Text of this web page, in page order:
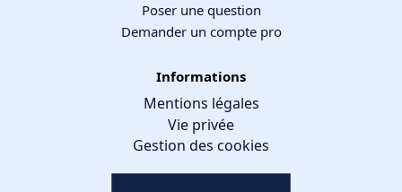
Poser une question
Demander un compte pro
Informations
Mentions légales
Vie privée
Gestion des cookies